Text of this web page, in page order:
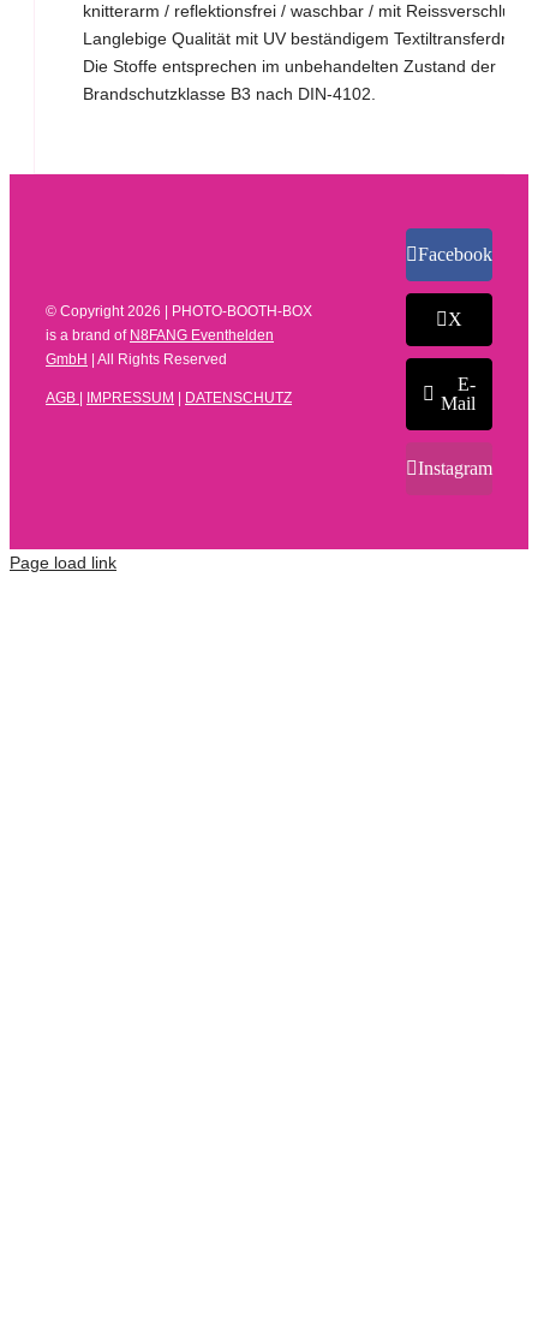
knitterarm / reflektionsfrei / waschbar / mit Reissverschluss.
Langlebige Qualität mit UV beständigem Textiltransferdruck.
Die Stoffe entsprechen im unbehandelten Zustand der
Brandschutzklasse B3 nach DIN-4102.
© Copyright2026 | PHOTO-BOOTH-BOX
is a brand of N8FANG Eventhelden
GmbH
| All Rights Reserved
AGB IMPRESSUM DATENSCHUTZ
Facebook
X
E-
Mail
Instagram
Page load link